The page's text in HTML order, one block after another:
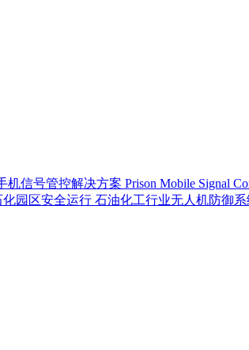
机信号管控解决方案 Prison Mobile Signal
石油化工行业无人机防御